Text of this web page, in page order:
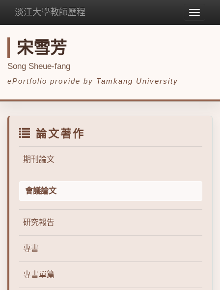
Toggle
淡江大學教師歷程
宋雪芳
Song Sheue-fang
ePortfolio provide by Tamkang University
論文著作
期刊論文
會議論文
研究報告
專書
專書單篇